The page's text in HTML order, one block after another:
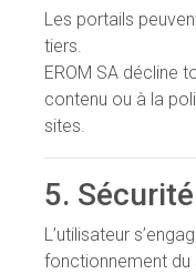
Les portails
tiers.
EROM SA décline
contenu ou à la
sites.
5. Sécurité
L’utilisateur
fonctionnement du